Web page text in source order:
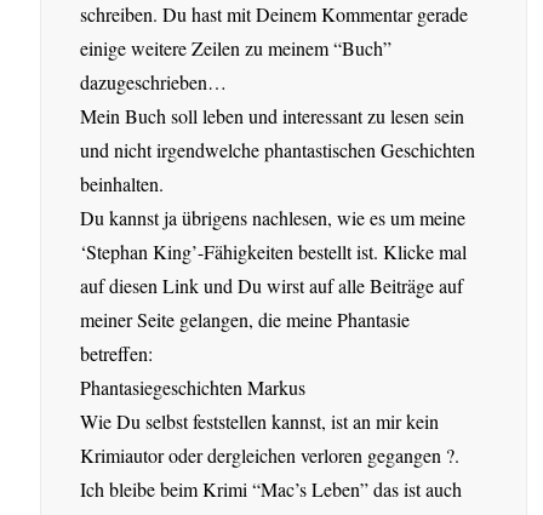
schreiben. Du hast mit Deinem Kommentar gerade
einige weitere Zeilen zu meinem “Buch”
dazugeschrieben…
Mein Buch soll leben und interessant zu lesen sein
und nicht irgendwelche phantastischen Geschichten
beinhalten.
Du kannst ja übrigens nachlesen, wie es um meine
‘Stephan King’-Fähigkeiten bestellt ist. Klicke mal
auf diesen Link und Du wirst auf alle Beiträge auf
meiner Seite gelangen, die meine Phantasie
betreffen:
Phantasiegeschichten Markus
Wie Du selbst feststellen kannst, ist an mir kein
Krimiautor oder dergleichen verloren gegangen ?.
Ich bleibe beim Krimi “Mac’s Leben” das ist auch